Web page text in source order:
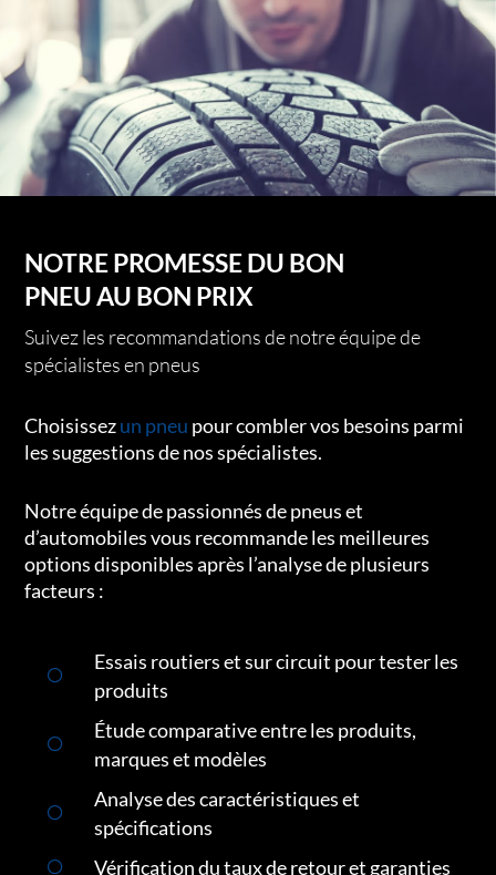
NOTRE PROMESSE DU BON
PNEU AU BON PRIX
Suivez les recommandations de notre équipe de
spécialistes en pneus
Choisissezun pneu pour combler vos besoins parmi
les suggestions de nos spécialistes.
Notre équipe de passionnés de pneus et
d’automobiles vous recommande les meilleures
options disponibles après l’analyse de plusieurs
facteurs :
Essais routiers et sur circuit pour tester les
produits
Étude comparative entre les produits,
marques et modèles
Analyse des caractéristiques et
spécifications
Vérification du taux de retour et garanties